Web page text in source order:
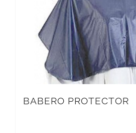
BABERO PROTECTOR